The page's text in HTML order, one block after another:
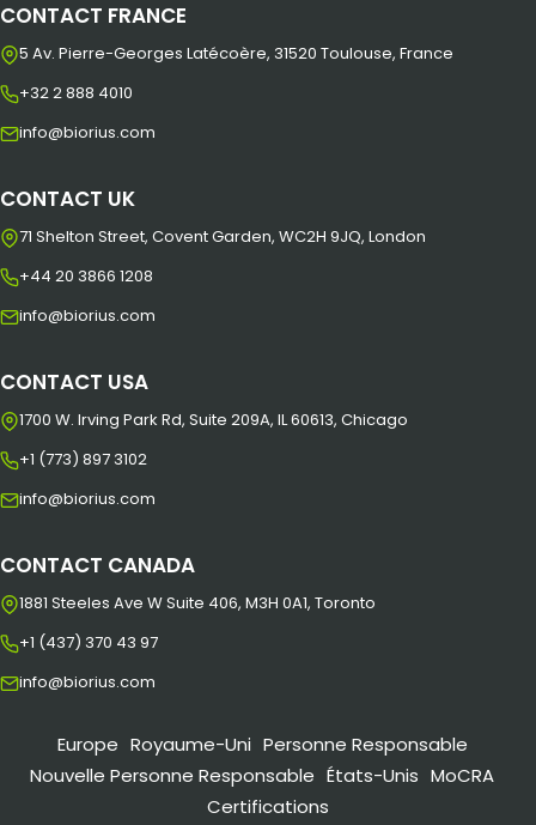
CONTACT FRANCE
5 Av. Pierre-Georges Latécoère, 31520 Toulouse, France
+32 2 888 4010
info@biorius.com
CONTACT UK
71 Shelton Street, Covent Garden, WC2H 9JQ, London
+44 20 3866 1208
info@biorius.com
CONTACT USA
1700 W. Irving Park Rd, Suite 209A, IL 60613, Chicago
+1 (773) 897 3102
info@biorius.com
CONTACT CANADA
1881 Steeles Ave W Suite 406, M3H 0A1, Toronto
+1 (437) 370 43 97
info@biorius.com
Europe Royaume-Uni Personne Responsable
Nouvelle Personne Responsable États-Unis MoCRA
Certifications